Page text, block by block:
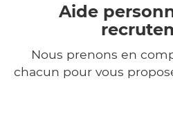
Aide
Nous prenons en
chacun pour vous